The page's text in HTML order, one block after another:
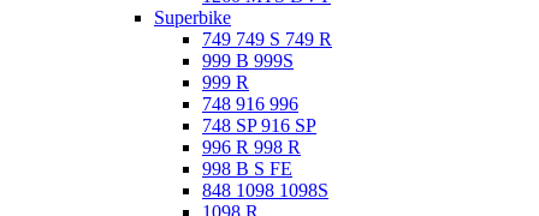
Superbike
749 749 S 749 R
999 B 999S
999 R
748 916 996
748 SP 916 SP
996 R 998 R
998 B S FE
848 1098 1098S
1098 R